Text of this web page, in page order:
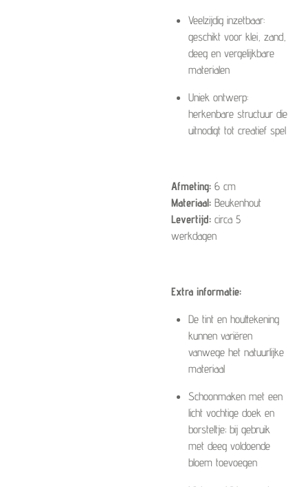
Veelzijdig inzetbaar:
geschikt voor klei, zand,
deeg en vergelijkbare
materialen
Uniek ontwerp:
herkenbare structuur die
uitnodigt tot creatief spel
Afmeting: 6 cm
Materiaal: Beukenhout
Levertijd: circa 5
werkdagen
Extra informatie:
De tint en houttekening
kunnen variëren
vanwege het natuurlijke
materiaal
Schoonmaken met een
licht vochtige doek en
borsteltje; bij gebruik
met deeg voldoende
bloem toevoegen